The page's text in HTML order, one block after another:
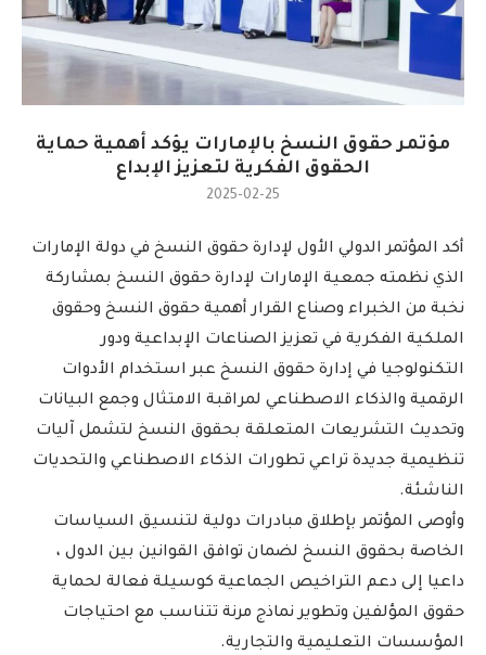
مؤتمر حقوق النسخ بالإمارات يؤكد أهمية حماية
الحقوق الفكرية لتعزيز الإبداع
2025-02-25
أكد المؤتمر الدولي الأول لإدارة حقوق النسخ في دولة الإمارات
الذي نظمته جمعية الإمارات لإدارة حقوق النسخ بمشاركة
نخبة من الخبراء وصناع القرار أهمية حقوق النسخ وحقوق
الملكية الفكرية في تعزيز الصناعات الإبداعية ودور
التكنولوجيا في إدارة حقوق النسخ عبر استخدام الأدوات
الرقمية والذكاء الاصطناعي لمراقبة الامتثال وجمع البيانات
وتحديث التشريعات المتعلقة بحقوق النسخ لتشمل آليات
تنظيمية جديدة تراعي تطورات الذكاء الاصطناعي والتحديات
الناشئة.
وأوصى المؤتمر بإطلاق مبادرات دولية لتنسيق السياسات
الخاصة بحقوق النسخ لضمان توافق القوانين بين الدول ،
داعيا إلى دعم التراخيص الجماعية كوسيلة فعالة لحماية
حقوق المؤلفين وتطوير نماذج مرنة تتناسب مع احتياجات
المؤسسات التعليمية والتجارية.